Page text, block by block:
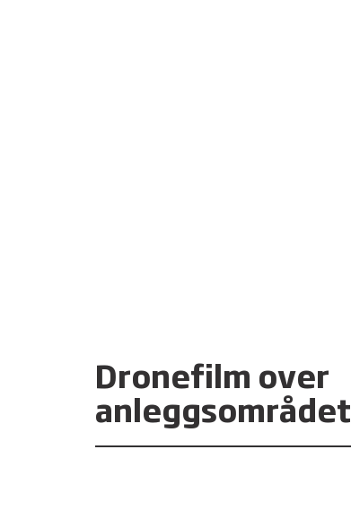
Dronefilm over
anleggsområdet